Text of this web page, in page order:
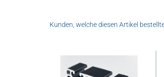
Kunden, welche diesen Artikel